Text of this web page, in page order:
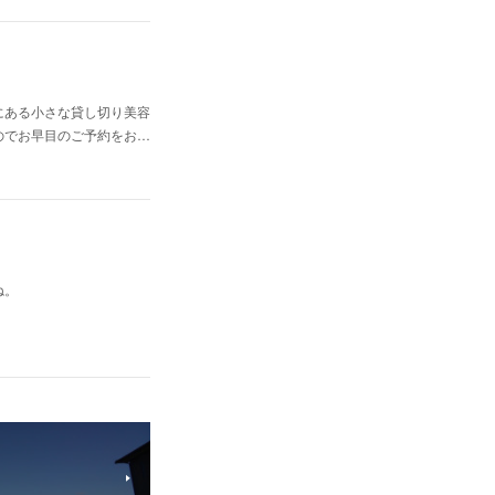
る小さな貸し切り美容
でお早目のご予約をお…